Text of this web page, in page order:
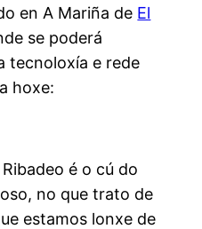
en A Mariña de El
se poderá
tecnoloxía e rede
hoxe:
é o cú do
no que trato de
estamos lonxe de